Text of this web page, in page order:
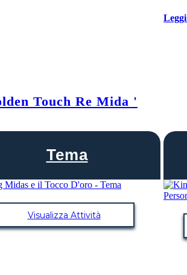
Touch Re Mida '
Tema
Visualizza Attività